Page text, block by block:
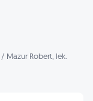
/ Mazur Robert, lek.